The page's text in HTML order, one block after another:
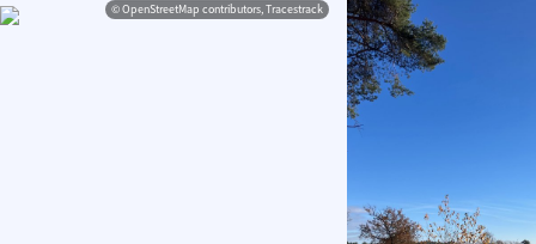
© OpenStreetMap contributors, Tracestrack